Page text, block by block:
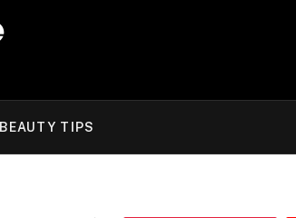
BEAUTY TIPS